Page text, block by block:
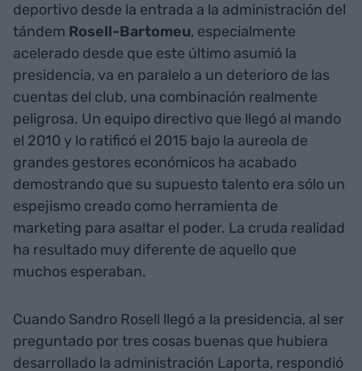
deportivo desde la entrada a la administración del
tándem Rosell-Bartomeu, especialmente
acelerado desde que este último asumió la
presidencia, va en paralelo a un deterioro de las
cuentas del club, una combinación realmente
peligrosa. Un equipo directivo que llegó al mando
el 2010 y lo ratificó el 2015 bajo la aureola de
grandes gestores económicos ha acabado
demostrando que su supuesto talento era sólo un
espejismo creado como herramienta de
marketing para asaltar el poder. La cruda realidad
ha resultado muy diferente de aquello que
muchos esperaban.
Cuando Sandro Rosell llegó a la presidencia, al ser
preguntado por tres cosas buenas que hubiera
desarrollado la administración Laporta, respondió